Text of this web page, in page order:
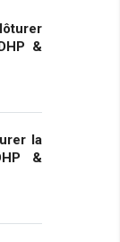
&
la
&